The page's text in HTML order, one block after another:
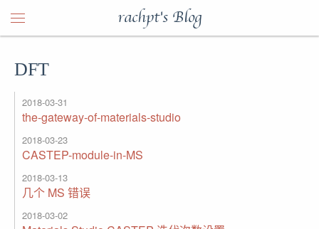
rachpt's Blog
DFT
2018-03-31
the-gateway-of-materials-studio
2018-03-23
CASTEP-module-in-MS
2018-03-13
几个 MS 错误
2018-03-02